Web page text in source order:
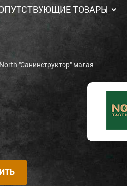
ТОВАРЫ
"Санинструктор" малая